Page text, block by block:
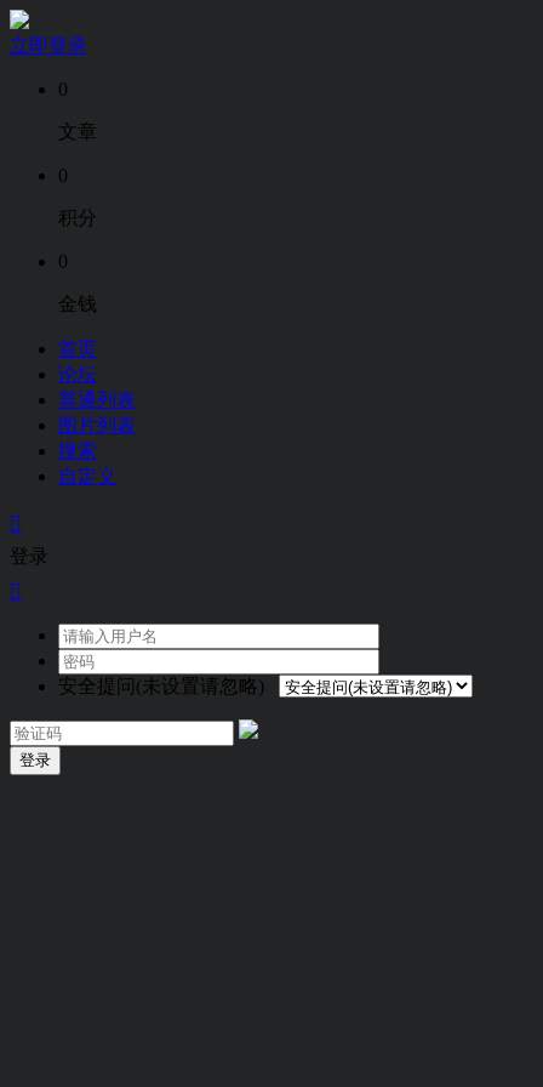
立即登录
0
文章
0
积分
0
金钱
首页
论坛
普通列表
图片列表
搜索
自定义

登录

安全提问(未设置请忽略)
登录